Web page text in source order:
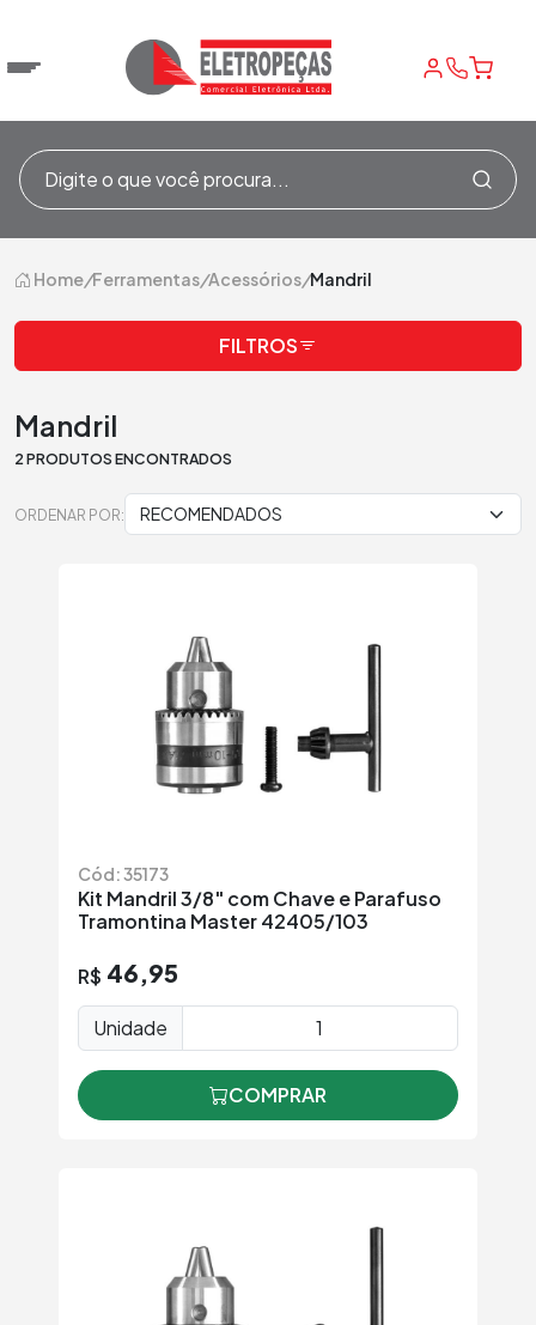
Home/Ferramentas/Acessórios/Mandril
FILTROS
Mandril
2 PRODUTOS ENCONTRADOS
ORDENAR POR:
Cód: 35173
Kit Mandril 3/8" com Chave e Parafuso
Tramontina Master 42405/103
R$ 46,95
Unidade
COMPRAR